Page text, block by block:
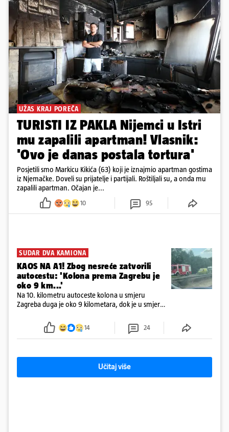
UŽAS KRAJ POREČA
TURISTI IZ PAKLA Nijemci u Istri
mu zapalili apartman! Vlasnik:
'Ovo je danas postala tortura'
Posjetili smo Markicu Kikića (63) koji je iznajmio apartman gostima
iz Njemačke. Doveli su prijatelje i partijali. Roštiljali su, a onda mu
zapalili apartman. Očajan je...
10 95
SUDAR DVA KAMIONA
KAOS NA A1! Zbog nesreće zatvorili
autocestu: 'Kolona prema Zagrebu je
oko 9 km...'
Na 10. kilometru autoceste kolona u smjeru
Zagreba duga je oko 9 kilometara, dok je u smjeru
14 24
Učitaj više